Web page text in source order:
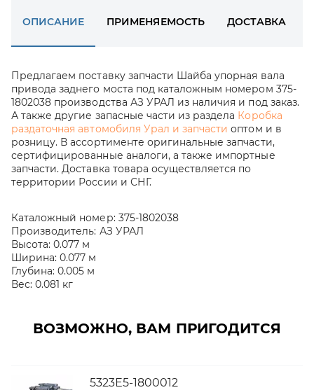
ОПИСАНИЕ ПРИМЕНЯЕМОСТЬ ДОСТАВКА
Предлагаем поставку запчасти Шайба упорная вала
привода заднего моста под каталожным номером 375-
1802038 производства АЗ УРАЛ из наличия и под заказ.
А также другие запасные части из раздела Коробка
раздаточная автомобиля Урал и запчасти оптом и в
розницу. В ассортименте оригинальные запчасти,
сертифицированные аналоги, а также импортные
запчасти. Доставка товара осуществляется по
территории России и СНГ.
Каталожный номер: 375-1802038
Производитель: АЗ УРАЛ
Высота: 0.077 м
Ширина: 0.077 м
Глубина: 0.005 м
Вес: 0.081 кг
ВОЗМОЖНО, ВАМ ПРИГОДИТСЯ
5323Е5-1800012